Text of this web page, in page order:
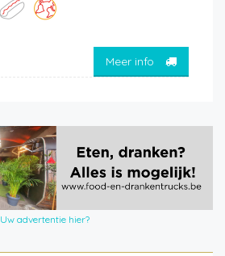
Meer info
Uw advertentie hier?